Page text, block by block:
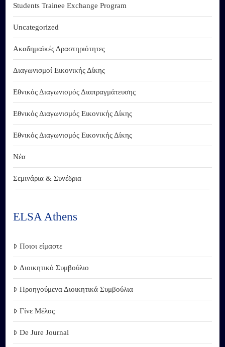
Students Trainee Exchange Program
Uncategorized
Ακαδημαϊκές Δραστηριότητες
Διαγωνισμοί Εικονικής Δίκης
Εθνικός Διαγωνισμός Διαπραγμάτευσης
Εθνικός Διαγωνισμός Εικονικής Δίκης
Εθνικός Διαγωνισμός Εικονικής Δίκης
Νέα
Σεμινάρια & Συνέδρια
ELSA Athens
Ποιοι είμαστε
Διοικητικό Συμβούλιο
Προηγούμενα Διοικητικά Συμβούλια
Γίνε Μέλος
De Jure Journal